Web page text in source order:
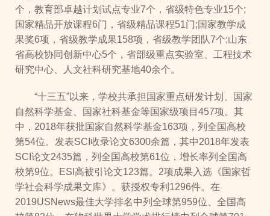
个，教育部卓越计划试点专业7个，省级特色专业15个;
国家精品开放课程6门，省级精品课程51门;国家教学成
果奖6项，省级教学成果158项，省级教学团队7个;山东
省高校协同创新中心5个，省部级重点实验室、工程技术
研究中心、人文社科研究基地40余个。
“十三五”以来，学校共承担国家重点研发计划、国家
自然科学基金、国家社科基金等国家级项目457项。其
中，2018年获批国家自然科学基金163项，列全国高校
第54位。发表SCI收录论文6300余篇，其中2018年发表
SCI论文2435篇，列全国高校第61位，增长率列全国高
校第9位。ESI高被引论文123篇。2项成果入选《国家哲
学社会科学成果文库》。获授权专利1296件。在
2019USNews最佳大学排名中列全球第959位、全国高